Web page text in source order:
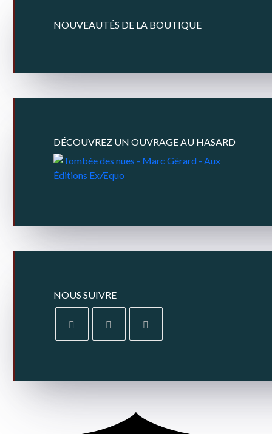
NOUVEAUTÉS DE LA BOUTIQUE
DÉCOUVREZ UN OUVRAGE AU HASARD
NOUS SUIVRE